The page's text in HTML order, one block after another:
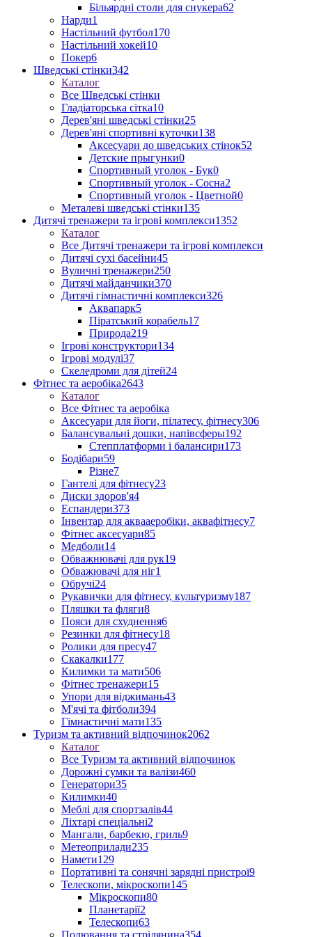
Більярдні столи для снукера62
Нарди1
Настільний футбол170
Настільний хокей10
Покер6
Шведські стінки342
Каталог
Все Шведські стінки
Гладіаторська сітка10
Дерев'яні шведські стінки25
Дерев'яні спортивні куточки138
Аксесуари до шведських стінок52
Детские прыгунки0
Спортивный уголок - Бук0
Спортивный уголок - Сосна2
Спортивный уголок - Цветной0
Металеві шведські стінки135
Дитячі тренажери та ігрові комплекси1352
Каталог
Все Дитячі тренажери та ігрові комплекси
Дитячі сухі басейни45
Вуличні тренажери250
Дитячі майданчики370
Дитячі гімнастичні комплекси326
Аквапарк5
Піратський корабель17
Природа219
Ігрові конструктори134
Ігрові модулі37
Скеледроми для дітей24
Фітнес та аеробіка2643
Каталог
Все Фітнес та аеробіка
Аксесуари для йоги, пілатесу, фітнесу306
Балансувальні дошки, напівсферы192
Степплатформи і балансири173
Бодібари59
Різне7
Гантелі для фітнесу23
Диски здоров'я4
Еспандери373
Інвентар для аквааеробіки, аквафітнесу7
Фітнес аксесуари85
Медболи14
Обважнювачі для рук19
Обважювачі для ніг1
Обручі24
Рукавички для фітнесу, культуризму187
Пляшки та фляги8
Пояси для схуднення6
Резинки для фітнесу18
Ролики для пресу47
Скакалки177
Килимки та мати506
Фітнес тренажери15
Упори для віджимань43
М'ячі та фітболи394
Гімнастичні мати135
Туризм та активний відпочинок2062
Каталог
Все Туризм та активний відпочинок
Дорожні сумки та валізи460
Генератори35
Килимки40
Меблі для спортзалів44
Ліхтарі спеціальні2
Мангали, барбекю, гриль9
Метеоприлади235
Намети129
Портативні та сонячні зарядні пристрої9
Телескопи, мікроскопи145
Мікроскопи80
Планетарії2
Телескопи63
Полювання та стрілянина354